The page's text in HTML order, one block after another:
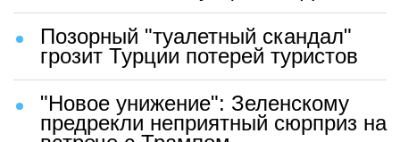
Позорный "туалетный скандал"
грозит Турции потерей туристов
"Новое унижение": Зеленскому
предрекли неприятный сюрприз на